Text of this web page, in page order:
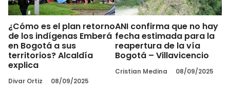
¿Cómo es el plan retorno
de los indígenas Emberá
en Bogotá a sus
territorios? Alcaldía
explica
Divar Ortiz 08/09/2025
ANI confirma que no hay
fecha estimada para la
reapertura de la vía
Bogotá – Villavicencio
Cristian Medina 08/09/2025